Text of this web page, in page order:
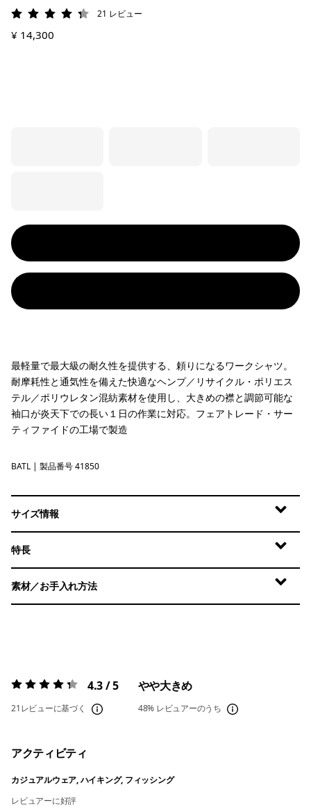
評価: 4.3 / 5
21 レビュー
¥ 14,300
最軽量で最大級の耐久性を提供する、頼りになるワークシャツ。
耐摩耗性と通気性を備えた快適なヘンプ／リサイクル・ポリエス
テル／ポリウレタン混紡素材を使用し、大きめの襟と調節可能な
袖口が炎天下での長い１日の作業に対応。フェアトレード・サー
ティファイドの工場で製造
Bayhorse: Thermal Blue
BATL | 製品番号 41850
サイズ情報
特長
素材／お手入れ方法
評価:4.3 / 5 4.3 / 5
21レビューに基づく
やや大きめ
48% レビュアーのうち
アクティビティ
カジュアルウェア, ハイキング, フィッシング
レビュアーに好評